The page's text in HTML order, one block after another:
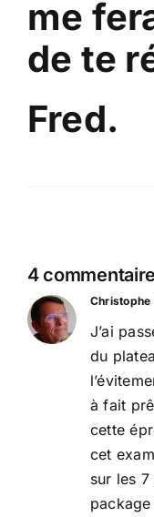
me
de te
Fred.
4
Christophe
J’ai
du
à fait
cette
cet
sur les
package